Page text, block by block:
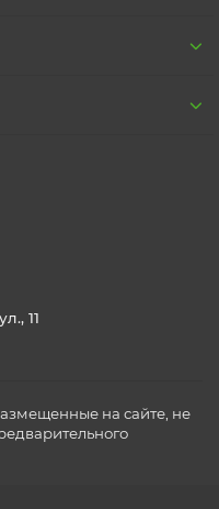
11
на сайте, не